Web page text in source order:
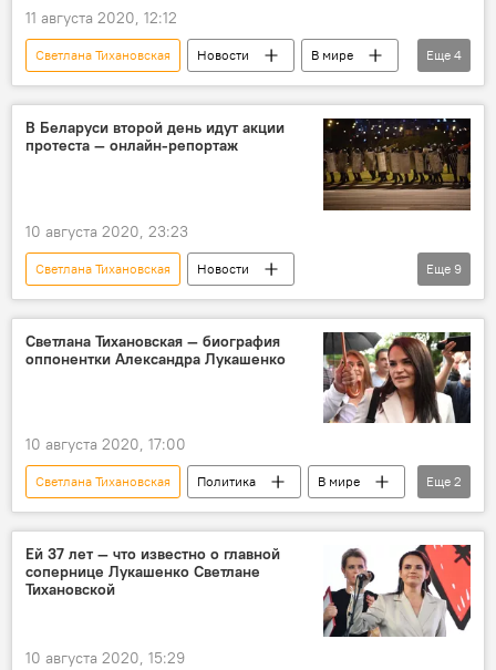
11 августа 2020, 12:12
Светлана Тихановская Новости
В мире
Политика
Беларусь
Литва
Акции протеста после выборов президента Беларуси
Еще 4
В Беларуси второй день идут акции
протеста — онлайн-репортаж
10 августа 2020, 23:23
Светлана Тихановская
Новости
Происшествия
В мире
Минск
Александр Лукашенко
президент
Акции протеста после выборов президента Беларуси
Еще 9
Светлана Тихановская — биография
оппонентки Александра Лукашенко
10 августа 2020, 17:00
Светлана Тихановская Политика
В мире
Справки
биография
Еще 2
Ей 37 лет — что известно о главной
сопернице Лукашенко Светлане
Тихановской
10 августа 2020, 15:29